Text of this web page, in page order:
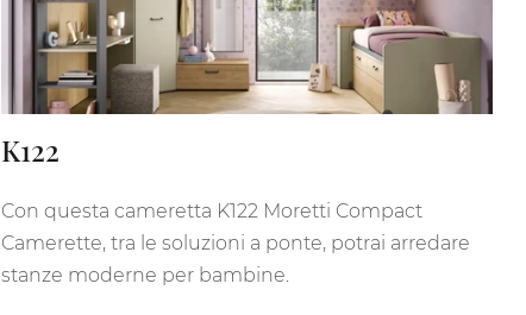
K122
Con questa cameretta K122 Moretti Compact
Camerette, tra le soluzioni a ponte, potrai arredare
stanze moderne per bambine.